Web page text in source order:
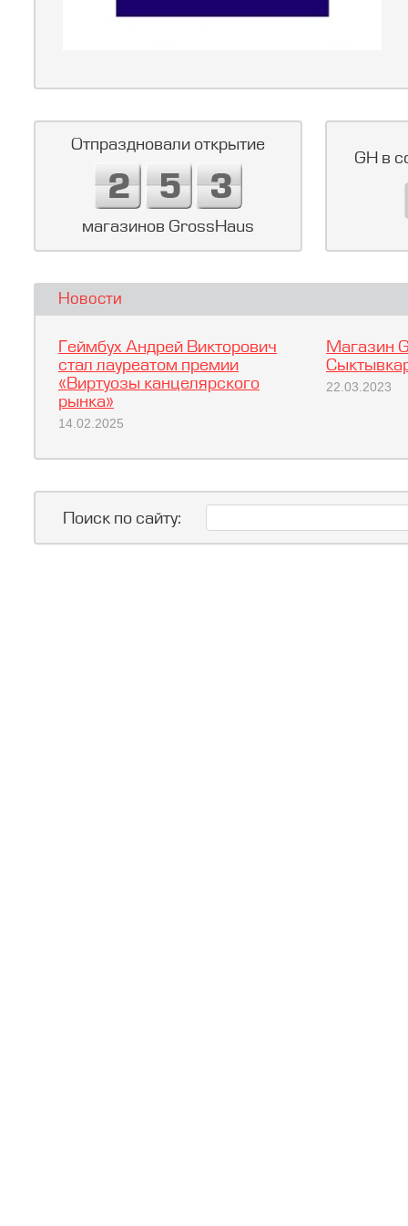
Отпраздновали открытие
магазинов GrossHaus
GH в
Новости
Геймбух Андрей Викторович
стал лауреатом премии
«Виртуозы канцелярского
рынка»
14.02.2025
Магазин
22.03.2023
Поиск по сайту: